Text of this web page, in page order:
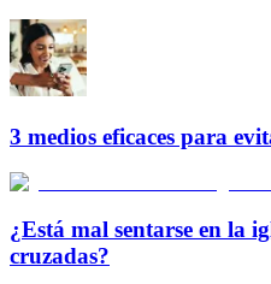
3 medios eficaces para
¿Está mal sentarse en la
cruzadas?